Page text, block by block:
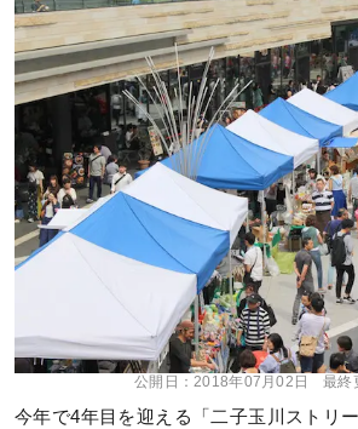
公開日：2018年07月02日 最終
今年で4年目を迎える「二子玉川ストリ